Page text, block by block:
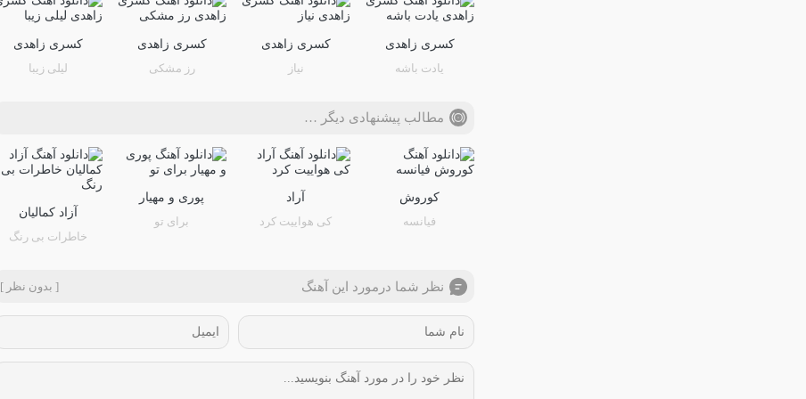
کسری زاهدی
یادت باشه
کسری زاهدی
نیاز
کسری زاهدی
رز مشکی
کسری زاهدی
لیلی زیبا
مطالب پیشنهادی دیگر …
کوروش
فیانسه
آراد
کی هواییت کرد
پوری و مهیار
برای تو
آزاد کمالیان
خاطرات بی رنگ
نظر شما درمورد این آهنگ [ بدون نظر ]